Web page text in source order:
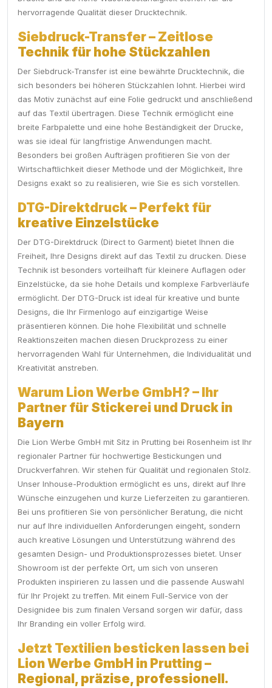
hervorragende Qualität dieser Drucktechnik.
Siebdruck-Transfer – Zeitlose
Technik für hohe Stückzahlen
Der Siebdruck-Transfer ist eine bewährte Drucktechnik, die
sich besonders bei höheren Stückzahlen lohnt. Hierbei wird
das Motiv zunächst auf eine Folie gedruckt und anschließend
auf das Textil übertragen. Diese Technik ermöglicht eine
breite Farbpalette und eine hohe Beständigkeit der Drucke,
was sie ideal für langfristige Anwendungen macht.
Besonders bei großen Aufträgen profitieren Sie von der
Wirtschaftlichkeit dieser Methode und der Möglichkeit, Ihre
Designs exakt so zu realisieren, wie Sie es sich vorstellen.
DTG-Direktdruck – Perfekt für
kreative Einzelstücke
Der DTG-Direktdruck (Direct to Garment) bietet Ihnen die
Freiheit, Ihre Designs direkt auf das Textil zu drucken. Diese
Technik ist besonders vorteilhaft für kleinere Auflagen oder
Einzelstücke, da sie hohe Details und komplexe Farbverläufe
ermöglicht. Der DTG-Druck ist ideal für kreative und bunte
Designs, die Ihr Firmenlogo auf einzigartige Weise
präsentieren können. Die hohe Flexibilität und schnelle
Reaktionszeiten machen diesen Druckprozess zu einer
hervorragenden Wahl für Unternehmen, die Individualität und
Kreativität anstreben.
Warum Lion Werbe GmbH? – Ihr
Partner für Stickerei und Druck in
Bayern
Die Lion Werbe GmbH mit Sitz in Prutting bei Rosenheim ist Ihr
regionaler Partner für hochwertige Bestickungen und
Druckverfahren. Wir stehen für Qualität und regionalen Stolz.
Unser Inhouse-Produktion ermöglicht es uns, direkt auf Ihre
Wünsche einzugehen und kurze Lieferzeiten zu garantieren.
Bei uns profitieren Sie von persönlicher Beratung, die nicht
nur auf Ihre individuellen Anforderungen eingeht, sondern
auch kreative Lösungen und Unterstützung während des
gesamten Design- und Produktionsprozesses bietet. Unser
Showroom ist der perfekte Ort, um sich von unseren
Produkten inspirieren zu lassen und die passende Auswahl
für Ihr Projekt zu treffen. Mit einem Full-Service von der
Designidee bis zum finalen Versand sorgen wir dafür, dass
Ihr Branding ein voller Erfolg wird.
Jetzt Textilien besticken lassen bei
Lion Werbe GmbH in Prutting –
Regional, präzise, professionell.